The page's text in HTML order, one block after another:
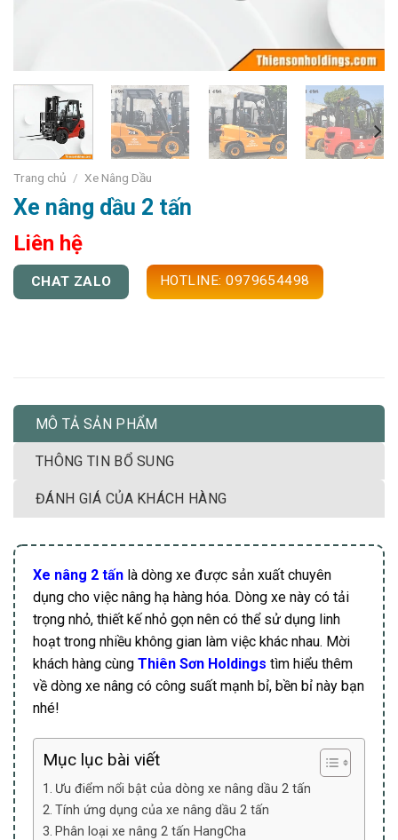
Trang chủ / Xe Nâng Dầu
Xe nâng dầu 2 tấn
Liên hệ
CHAT ZALO HOTLINE: 0979654498
MÔ TẢ SẢN PHẨM
THÔNG TIN BỔ SUNG
ĐÁNH GIÁ CỦA KHÁCH HÀNG
Xe nâng 2 tấn là dòng xe được sản xuất chuyên
dụng cho việc nâng hạ hàng hóa. Dòng xe này có tải
trọng nhỏ, thiết kế nhỏ gọn nên có thể sử dụng linh
hoạt trong nhiều không gian làm việc khác nhau. Mời
khách hàng cùng Thiên Sơn Holdings tìm hiểu thêm
về dòng xe nâng có công suất mạnh bỉ, bền bỉ này bạn
nhé!
Mục lục bài viết
Ưu điểm nổi bật của dòng xe nâng dầu 2 tấn
Tính ứng dụng của xe nâng dầu 2 tấn
Phân loại xe nâng 2 tấn HangCha